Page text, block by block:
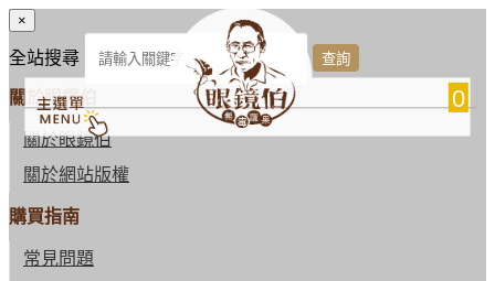
0
×
全站搜尋
關於眼鏡伯
關於眼鏡伯
關於網站版權
購買指南
常見問題